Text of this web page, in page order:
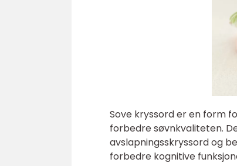
Sove kryssord er en form
forbedre søvnkvaliteten.
avslapningsskryssord og
forbedre kognitive